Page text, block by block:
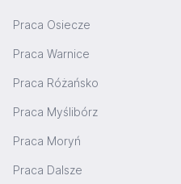
Praca Osiecze
Praca Warnice
Praca Różańsko
Praca Myślibórz
Praca Moryń
Praca Dalsze